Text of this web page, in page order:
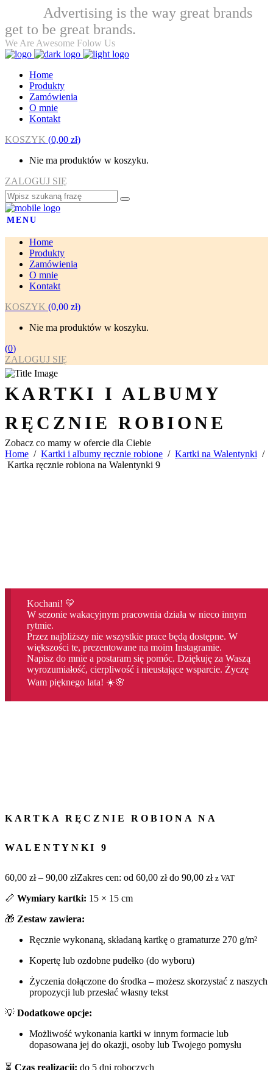
Advertising is the way great brands
get to be great brands.
We Are Awesome Folow Us
Home
Produkty
Zamówienia
O mnie
Kontakt
KOSZYK (0,00 zł)
Nie ma produktów w koszyku.
ZALOGUJ SIĘ
MENU
Home
Produkty
Zamówienia
O mnie
Kontakt
KOSZYK (0,00 zł)
Nie ma produktów w koszyku.
(0)
ZALOGUJ SIĘ
KARTKI I ALBUMY
RĘCZNIE ROBIONE
Zobacz co mamy w ofercie dla Ciebie
Home / Kartki i albumy ręcznie robione / Kartki na Walentynki /
Kartka ręcznie robiona na Walentynki 9
Kochani! 💛
W sezonie wakacyjnym pracownia działa w nieco innym
rytmie.
Przez najbliższy nie wszystkie prace będą dostępne. W
większości te, prezentowane na moim Instagramie.
Napisz do mnie a postaram się pomóc. Dziękuję za Waszą
wyrozumiałość, cierpliwość i nieustające wsparcie. Życzę
Wam pięknego lata! ☀️🌸
KARTKA RĘCZNIE ROBIONA NA
WALENTYNKI 9
60,00 zł – 90,00 złZakres cen: od 60,00 zł do 90,00 zł z VAT
📏 Wymiary kartki: 15 × 15 cm
🎁 Zestaw zawiera:
Ręcznie wykonaną, składaną kartkę o gramaturze 270 g/m²
Kopertę lub ozdobne pudełko (do wyboru)
Życzenia dołączone do środka – możesz skorzystać z naszych
propozycji lub przesłać własny tekst
💡 Dodatkowe opcje:
Możliwość wykonania kartki w innym formacie lub
dopasowana jej do okazji, osoby lub Twojego pomysłu
⏳ Czas realizacji: do 5 dni roboczych